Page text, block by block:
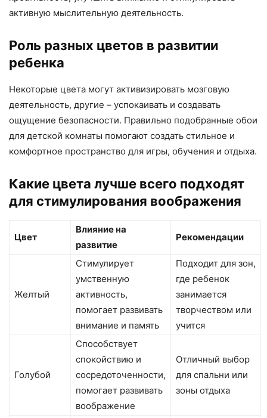
активную мыслительную деятельность.
Роль разных цветов в развитии
ребенка
Некоторые цвета могут активизировать мозговую
деятельность, другие – успокаивать и создавать
ощущение безопасности. Правильно подобранные обои
для детской комнаты помогают создать стильное и
комфортное пространство для игры, обучения и отдыха.
Какие цвета лучше всего подходят
для стимулирования воображения
Цвет
Влияние на
развитие
Рекомендации
Желтый
Стимулирует
умственную
активность,
помогает развивать
внимание и память
Подходит для зон,
где ребенок
занимается
творчеством или
учится
Голубой
Способствует
спокойствию и
сосредоточенности,
помогает развивать
воображение
Отличный выбор
для спальни или
зоны отдыха